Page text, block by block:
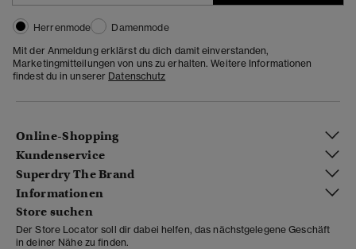
Herrenmode
Damenmode
Mit der Anmeldung erklärst du dich damit einverstanden,
Marketingmitteilungen von uns zu erhalten. Weitere Informationen
findest du in unserer Datenschutz
Online-Shopping
Kundenservice
Superdry The Brand
Informationen
Store suchen
Der Store Locator soll dir dabei helfen, das nächstgelegene Geschäft
in deiner Nähe zu finden.